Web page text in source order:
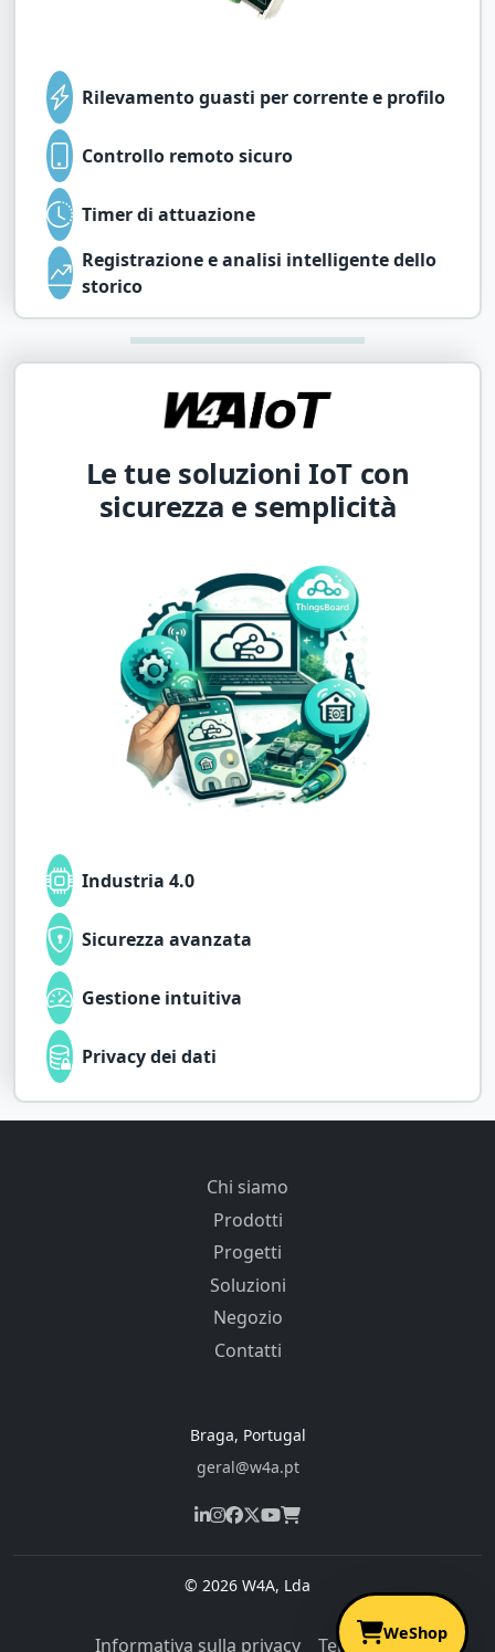
Rilevamento guasti per corrente e profilo
Controllo remoto sicuro
Timer di attuazione
Registrazione e analisi intelligente dello
storico
Le tue soluzioni IoT con
sicurezza e semplicità
Industria 4.0
Sicurezza avanzata
Gestione intuitiva
Privacy dei dati
WeShop
Chi siamo
Prodotti
Progetti
Soluzioni
Negozio
Contatti
Braga, Portugal
geral@w4a.pt
© 2026 W4A, Lda
Informativa sulla privacy Termini di